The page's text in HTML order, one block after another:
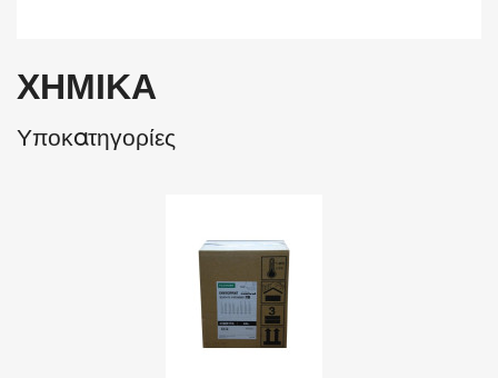
ΧΗΜΙΚΆ
Υποκατηγορίες